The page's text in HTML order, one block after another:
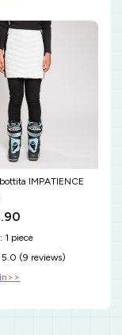
IMPATIENCE
1 piece
5.0 (9 reviews)